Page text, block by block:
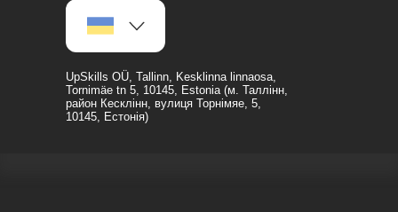
UpSkills OÜ, Tallinn, Kesklinna linnaosa,
Tornimäe tn 5, 10145, Estonia (м. Таллінн,
район Кесклінн, вулиця Торнімяе, 5,
10145, Естонія)